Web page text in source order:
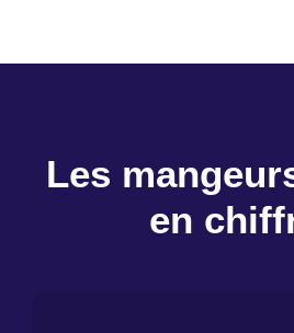
Les
en